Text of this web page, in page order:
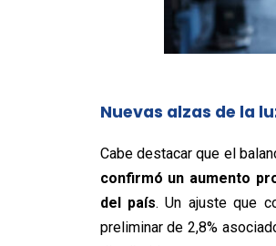
Nuevas alzas de la
Cabe destacar que el
confirmó un aumento
del país. Un ajuste que
preliminar de 2,8%